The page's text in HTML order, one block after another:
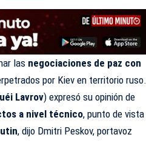
las negociaciones de paz con
por Kiev en territorio ruso.
Lavrov) expresó su opinión de
a nivel técnico, punto de vista
, dijo Dmitri Peskov, portavoz